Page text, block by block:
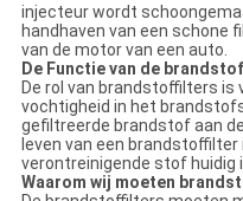
injecteur wordt
handhaven van een schone
van de motor van een auto.
De Functie van de
De rol van brandstoffilters
vochtigheid in het
gefiltreerde brandstof aan
leven van een
verontreinigende stof huidig
Waarom wij moeten